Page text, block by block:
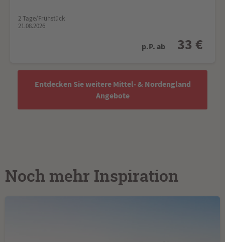
2 Tage/Frühstück
21.08.2026
p.P. ab 33 €
Entdecken Sie weitere Mittel- & Nordengland
Angebote
Noch mehr Inspiration